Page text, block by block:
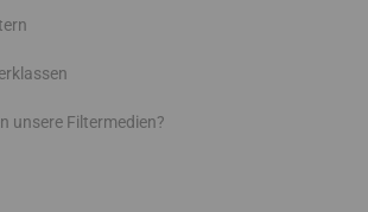
unsere Filtermedien?